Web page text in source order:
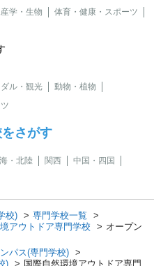
学・生物
体育・健康・スポーツ
ル・観光
動物・植物
さがす
・北陸 関西
中国・四国
校)
専門学校一覧
アウトドア専門学校
オープン
パス(専門学校)
)
国際自然環境アウトドア専門